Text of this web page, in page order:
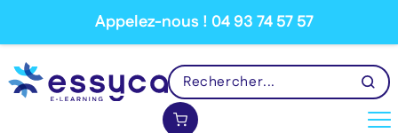
Appelez-nous ! 04 93 74 57 57